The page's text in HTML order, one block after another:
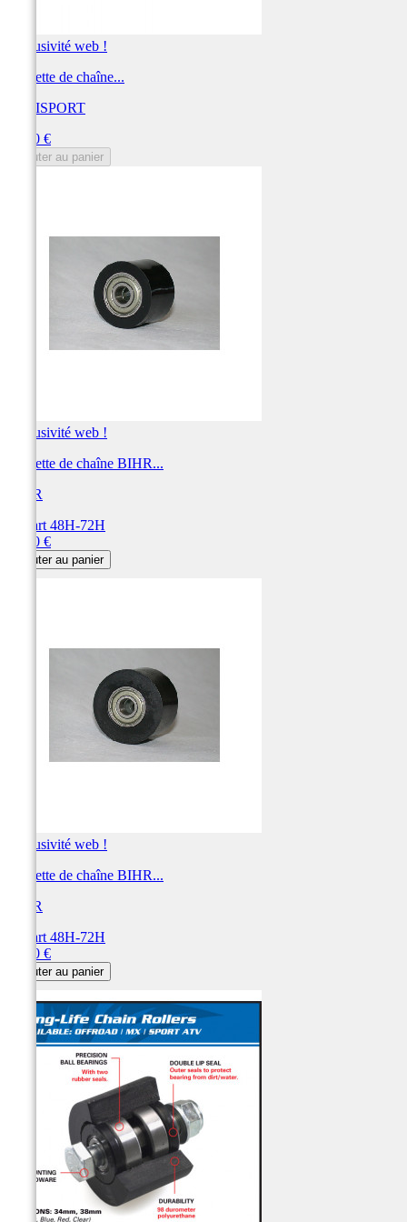
Exclusivité web !
Roulette de chaîne...
POLISPORT
15,90 €
Ajouter au panier
Exclusivité web !
Roulette de chaîne BIHR...
BIHR
Départ 48H-72H
14,40 €
Ajouter au panier
Exclusivité web !
Roulette de chaîne BIHR...
BIHR
Départ 48H-72H
14,40 €
Ajouter au panier